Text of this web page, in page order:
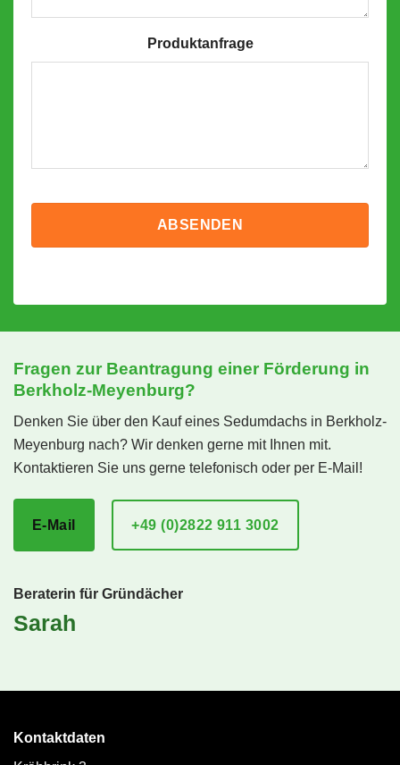
Produktanfrage
Fragen zur Beantragung einer Förderung in
Berkholz-Meyenburg?
Denken Sie über den Kauf eines Sedumdachs in Berkholz-
Meyenburg nach? Wir denken gerne mit Ihnen mit.
Kontaktieren Sie uns gerne telefonisch oder per E-Mail!
E-Mail +49 (0)2822 911 3002
Beraterin für Gründächer
Sarah
Kontaktdaten